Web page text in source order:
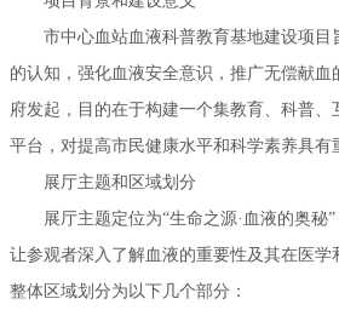
市中心血站血液科普教育基地建设项目
的认知，强化血液安全意识，推广无偿献血
府发起，目的在于构建一个集教育、科普
平台，对提高市民健康水平和科学素养具有
展厅主题和区域划分
展厅主题定位为“生命之源·血液的奥秘
让参观者深入了解血液的重要性及其在医学
整体区域划分为以下几个部分：